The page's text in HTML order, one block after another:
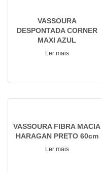
VASSOURA
DESPONTADA CORNER
MAXI AZUL
Ler mais
VASSOURA FIBRA MACIA
HARAGAN PRETO 60cm
Ler mais